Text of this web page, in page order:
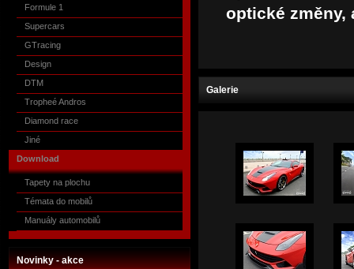
Formule 1
Supercars
GTracing
Design
DTM
Tropheé Andros
Diamond race
Jiné
Download
Tapety na plochu
Témata do mobilů
Manuály automobilů
Novinky - akce
optické změny,
Galerie